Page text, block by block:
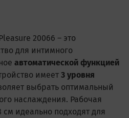
20066 – это
для интимного
автоматической функцией
имеет 3 уровня
выбрать оптимальный
наслаждения. Рабочая
идеально подходят для